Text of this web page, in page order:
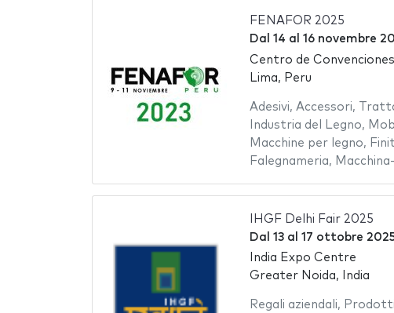
FENAFOR 2025
Dal 14 al 16 novembre
Centro de
Lima, Peru
Adesivi, Accessori,
Industria del Legno,
Macchine per legno,
Falegnameria,
IHGF Delhi Fair 2025
Dal 13al 17 ottobre
India Expo Centre
Greater Noida, India
Regali aziendali,